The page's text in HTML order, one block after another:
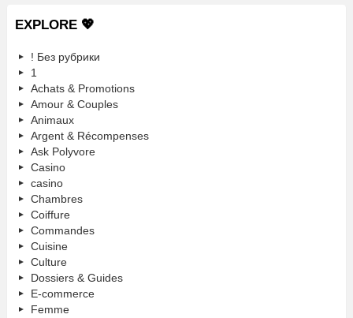
EXPLORE 💖
! Без рубрики
1
Achats & Promotions
Amour & Couples
Animaux
Argent & Récompenses
Ask Polyvore
Casino
casino
Chambres
Coiffure
Commandes
Cuisine
Culture
Dossiers & Guides
E-commerce
Femme